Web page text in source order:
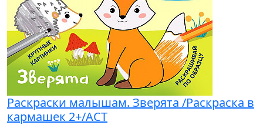
Раскраски малышам. Зверята /Раскраска в
кармашек 2+/АСТ